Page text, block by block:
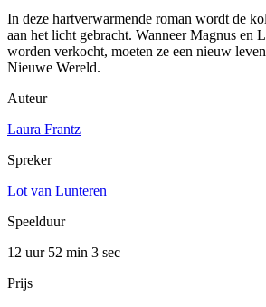
In deze hartverwarmende roman wordt de
aan het licht gebracht. Wanneer Magnus en
worden verkocht, moeten ze een nieuw
Nieuwe Wereld.
Auteur
Laura Frantz
Spreker
Lot van Lunteren
Speelduur
12 uur 52 min 3 sec
Prijs